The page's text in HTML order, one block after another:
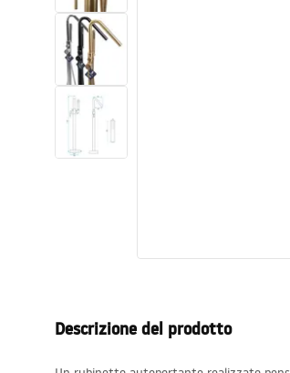
Lavabi
Vasche da bagno e schermi vasca
Rubinetti da bagno
Descrizione del prodotto